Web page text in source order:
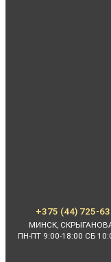
+375 (44) 725-
МИНСК,
ПН-ПТ 9:00-18:00 СБ